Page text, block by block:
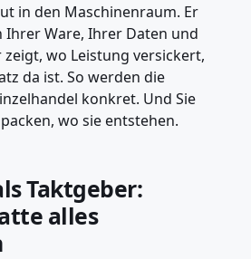
in den Maschinenraum. Er
Ihrer Ware, Ihrer Daten und
wo Leistung versickert,
da ist. So werden die
konkret. Und Sie
wo sie entstehen.
Taktgeber:
alles